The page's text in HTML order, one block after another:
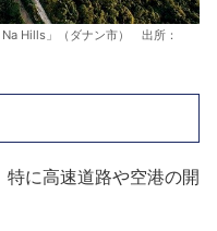
Hills」（ダナン市） 出所：
に高速道路や空港の開